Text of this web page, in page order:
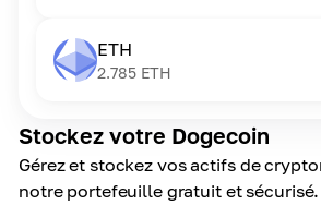
Stockez votre Dogecoin
Gérez et stockez vos actifs de
notre portefeuille gratuit et sécurisé.
ETH
2.785 ETH